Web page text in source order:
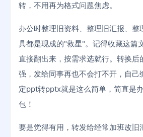
转，不用再为格式问题焦虑。
办公时整理旧资料、整理旧汇报、整
具都是现成的"救星"。记得收藏这篇
直接翻出来，按需求选就行。转换后
强，发给同事再也不会打不开，自己
定ppt转pptx就是这么简单，简直是
包！
要是觉得有用，转发给经常加班改旧